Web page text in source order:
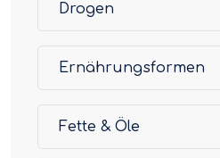
Drogen
Ernährungsformen
Fette & Öle